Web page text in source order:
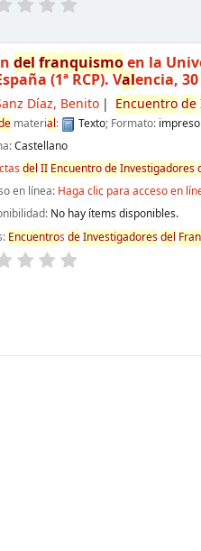
del franquismoen la
(1ª RCP). Valencia, 30
Díaz, Benito Encuentro de
material: Texto; Formato: impreso
Castellano
del II EncuentrodeInvestigadores
en línea: Haga clic para acceso en
No hay ítems disponibles.
EncuentrosdeInvestigadoresdel